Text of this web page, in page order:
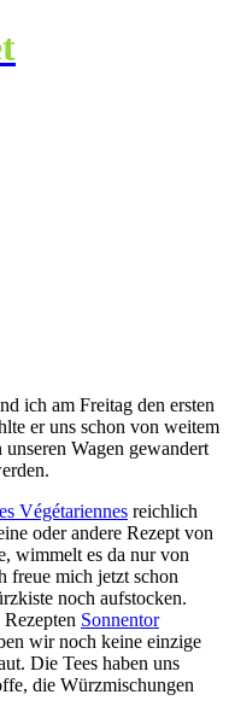
ich am Freitag den ersten
er uns schon von weitem
Wagen gewandert
Végétariennes reichlich
oder andere Rezept von
wimmelt es da nur von
freue mich jetzt schon
noch aufstocken.
Sonnentor
wir noch keine einzige
Die Tees haben uns
die Würzmischungen